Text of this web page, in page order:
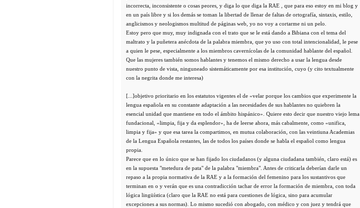
incorrecta, inconsistente o cosas peores, y diga lo que diga la RAE , que para eso estoy en mi blog y
en un país libre y si los demás se toman la libertad de llenar de faltas de ortografía, sintaxis, estilo,
anglicismos y neologismos multitud de páginas web, yo no voy a cortarme ni un pelo.
Estoy pero que muy, muy indignada con el trato que se le está dando a Bibiana con el tema del
maltrato y la puñetera anécdota de la palabra miembra, que yo uso con total intencionalidad, le pese
a quien le pese, especialmente a los miembros cavernícolas de la comunidad hablante del español.
Que las mujeres también somos hablantes y tenemos el mismo derecho a usar la lengua desde
nuestro punto de vista, ninguneado sistemáticamente por esa institución, cuyo (y cito textualmente
con la negrita donde me interesa)
[...]objetivo prioritario en los estatutos vigentes el de «velar porque los cambios que experimente la
lengua española en su constante adaptación a las necesidades de sus hablantes no quiebren la
esencial unidad que mantiene en todo el ámbito hispánico». Quiere esto decir que nuestro viejo lema
fundacional, «limpia, fija y da esplendor», ha de leerse ahora, más cabalmente, como «unifica,
limpia y fija» y que esa tarea la compartimos, en mutua colaboración, con las veintiuna Academias
de la Lengua Española restantes, las de todos los países donde se habla el español como lengua
propia.
Parece que en lo único que se han fijado los ciudadanos (y alguna ciudadana también, claro está) es
en la supuesta "metedura de pata" de la palabra "miembra". Antes de criticarla deberían darle un
repaso a la propia normativa de la RAE y a la formación del femenino para los sustantivos que
terminan en o y verán que es una contradicción tachar de error la formación de miembra, con toda
lógica lingüística (claro que la RAE no está para cuestiones de lógica, sino para acumular
excepciones a sus normas). Lo mismo sucedió con abogado, con médico y con juez y tendrá que